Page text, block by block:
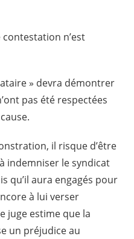
contestation n’est
» devra démontrer
pas été respectées
il risque d’être
indemniser le syndicat
qu’il aura engagés pour
à lui verser
juge estime que la
un préjudice au